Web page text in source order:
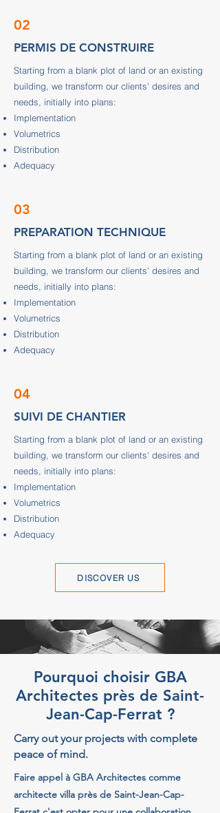
02
PERMIS DE CONSTRUIRE
Starting from a blank plot of land or an existing
building, we transform our clients' desires and
needs, initially into plans:
Implementation
Volumetrics
Distribution
Adequacy
03
PREPARATION TECHNIQUE
Starting from a blank plot of land or an existing
building, we transform our clients' desires and
needs, initially into plans:
Implementation
Volumetrics
Distribution
Adequacy
04
SUIVI DE CHANTIER
Starting from a blank plot of land or an existing
building, we transform our clients' desires and
needs, initially into plans:
Implementation
Volumetrics
Distribution
Adequacy
DISCOVER US
Pourquoi choisir GBA
Architectes près de Saint-
Jean-Cap-Ferrat ?
Carry out your projects with complete
peace of mind.
Faire appel à GBA Architectes comme
architecte villa près de Saint-Jean-Cap-